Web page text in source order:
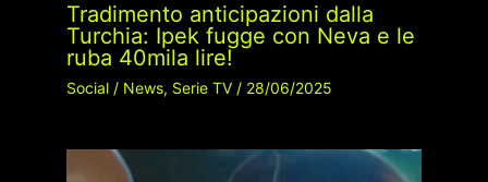
Tradimento anticipazioni dalla
Turchia: Ipek fugge con Neva e le
ruba 40mila lire!
Social/ News, Serie TV/ 28/06/2025